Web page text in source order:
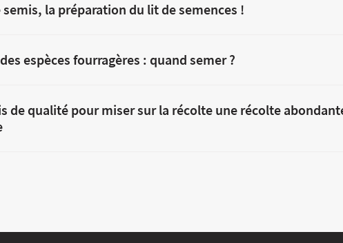
semis, la préparation du lit de semences !
espèces fourragères : quand semer ?
de qualité pour miser sur la récolte une récolte